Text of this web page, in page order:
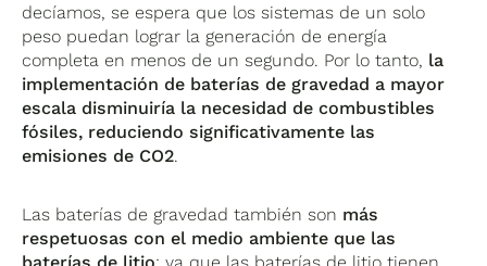
decíamos, se espera que los sistemas de un solo
peso puedan lograr la generación de energía
completa en menos de un segundo. Por lo tanto, la
implementación de baterías de gravedad a mayor
escala disminuiría la necesidad de combustibles
fósiles, reduciendo significativamente las
emisiones de CO2.
Las baterías de gravedad también son más
respetuosas con el medio ambiente que las